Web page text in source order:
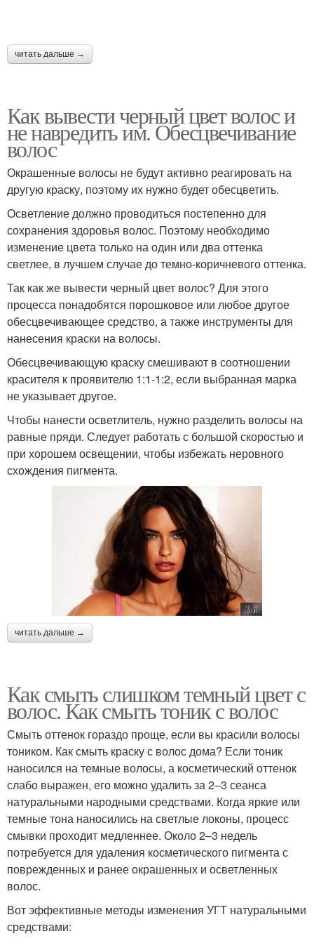
читать дальше →
Как вывести черный цвет волос и
не навредить им. Обесцвечивание
волос
Окрашенные волосы не будут активно реагировать на
другую краску, поэтому их нужно будет обесцветить.
Осветление должно проводиться постепенно для
сохранения здоровья волос. Поэтому необходимо
изменение цвета только на один или два оттенка
светлее, в лучшем случае до темно-коричневого оттенка.
Так как же вывести черный цвет волос? Для этого
процесса понадобятся порошковое или любое другое
обесцвечивающее средство, а также инструменты для
нанесения краски на волосы.
Обесцвечивающую краску смешивают в соотношении
красителя к проявителю 1:1-1:2, если выбранная марка
не указывает другое.
Чтобы нанести осветлитель, нужно разделить волосы на
равные пряди. Следует работать с большой скоростью и
при хорошем освещении, чтобы избежать неровного
схождения пигмента.
читать дальше →
Как смыть слишком темный цвет с
волос. Как смыть тоник с волос
Смыть оттенок гораздо проще, если вы красили волосы
тоником. Как смыть краску с волос дома? Если тоник
наносился на темные волосы, а косметический оттенок
слабо выражен, его можно удалить за 2–3 сеанса
натуральными народными средствами. Когда яркие или
темные тона наносились на светлые локоны, процесс
смывки проходит медленнее. Около 2‒3 недель
потребуется для удаления косметического пигмента с
поврежденных и ранее окрашенных и осветленных
волос.
Вот эффективные методы изменения УГТ натуральными
средствами: